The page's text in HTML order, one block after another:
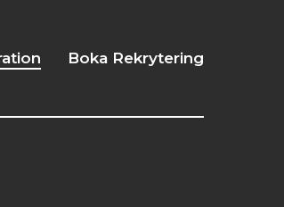
Boka Rekrytering